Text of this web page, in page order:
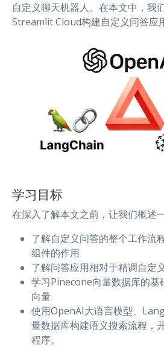
自定义聊天机器人。在本文中，我
Streamlit Cloud构建自定义问答应
学习目标
在深入了解本文之前，让我们概述
了解自定义问答的整个工作流
组件的作用
了解问答应用相对于精调自定
学习Pinecone向量数据库的基
向量
使用OpenAI大语言模型、
量数据库构建语义搜索流程，
程序。